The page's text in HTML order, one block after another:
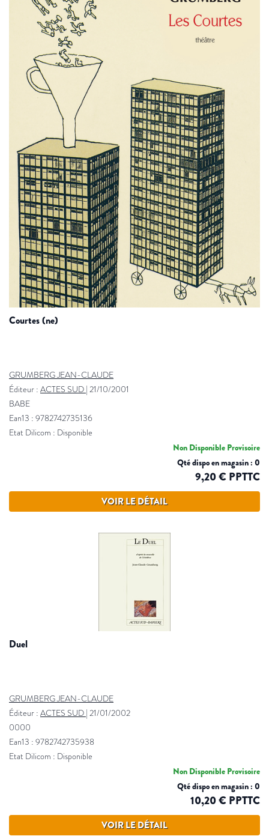
courtes (ne)
GRUMBERG JEAN-CLAUDE
Éditeur : ACTES SUD | 21/10/2001
BABE
Ean13 : 9782742735136
Etat Dilicom : Disponible
Non Disponible Provisoire
Qté dispo en magasin : 0
9,20 € PPTTC
VOIR LE DÉTAIL
duel
GRUMBERG JEAN-CLAUDE
Éditeur : ACTES SUD | 21/01/2002
0000
Ean13 : 9782742735938
Etat Dilicom : Disponible
Non Disponible Provisoire
Qté dispo en magasin : 0
10,20 € PPTTC
VOIR LE DÉTAIL